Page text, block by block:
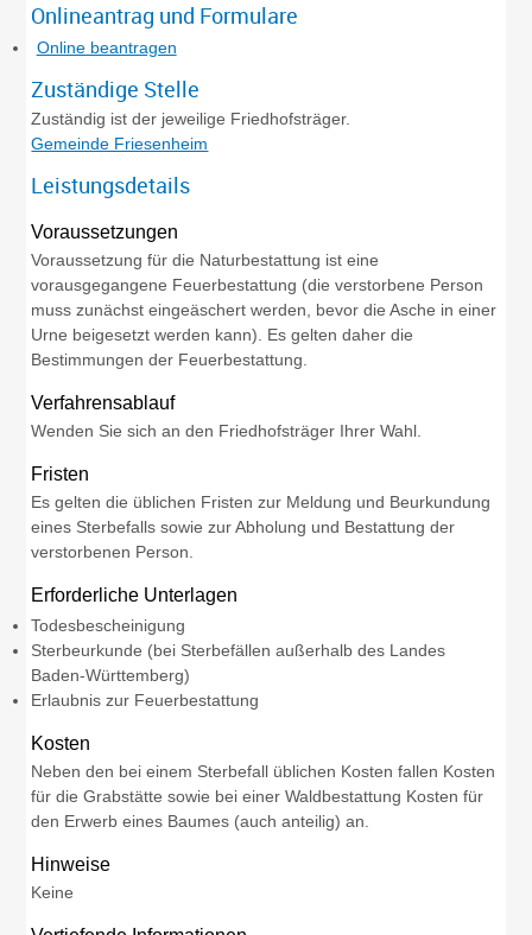
Onlineantrag und Formulare
Online beantragen
Zuständige Stelle
Zuständig ist der jeweilige Friedhofsträger.
Gemeinde Friesenheim
Leistungsdetails
Voraussetzungen
Voraussetzung für die Naturbestattung ist eine
vorausgegangene Feuerbestattung (die verstorbene Person
muss zunächst eingeäschert werden, bevor die Asche in einer
Urne beigesetzt werden kann). Es gelten daher die
Bestimmungen der Feuerbestattung.
Verfahrensablauf
Wenden Sie sich an den Friedhofsträger Ihrer Wahl.
Fristen
Es gelten die üblichen Fristen zur Meldung und Beurkundung
eines Sterbefalls sowie zur Abholung und Bestattung der
verstorbenen Person.
Erforderliche Unterlagen
Todesbescheinigung
Sterbeurkunde (bei Sterbefällen außerhalb des Landes
Baden-Württemberg)
Erlaubnis zur Feuerbestattung
Kosten
Neben den bei einem Sterbefall üblichen Kosten fallen Kosten
für die Grabstätte sowie bei einer Waldbestattung Kosten für
den Erwerb eines Baumes (auch anteilig) an.
Hinweise
Keine